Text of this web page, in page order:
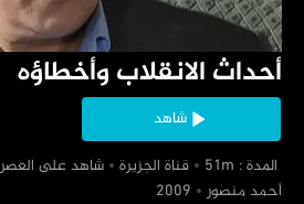
‏أحداث الانقلاب وأخطاؤه
شاهد
‏ المدة : 51m
‏قناة الجزيرة ‏شاهد على العصر
‏أحمد منصور